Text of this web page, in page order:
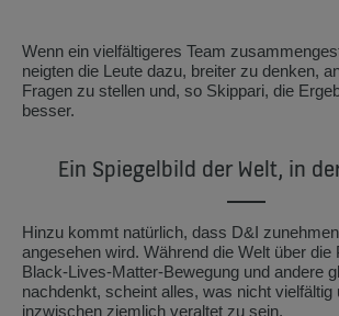
Wenn ein vielfältigeres Team
neigten die Leute dazu, breiter zu denken,
Fragen zu stellen und, so Skippari, die
besser.
Ein Spiegelbild der Welt, in
Hinzu kommt natürlich, dass D&I
angesehen wird. Während die Welt über die
Black-Lives-Matter-Bewegung und andere
nachdenkt, scheint alles, was nicht vielfältig
inzwischen ziemlich veraltet zu sein.